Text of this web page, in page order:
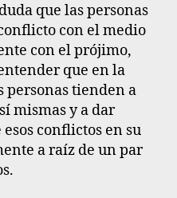
que las personas
con el medio
con el prójimo,
que en la
personas tienden a
mismas y a dar
conflictos en su
a raíz de un par